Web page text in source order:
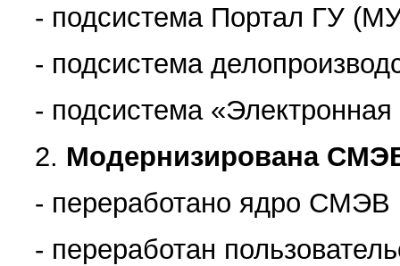
- подсистема Портал ГУ
- подсистема
- подсистема
2. Модернизирована
- переработано ядро
- переработан